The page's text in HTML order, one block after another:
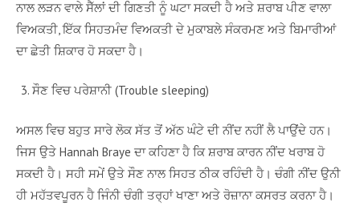
ਨਾਲ ਲੜਨ ਵਾਲੇ ਸੈੱਲਾਂ ਦੀ ਗਿਣਤੀ ਨੂੰ ਘਟਾ ਸਕਦੀ ਹੈ ਅਤੇ ਸ਼ਰਾਬ ਪੀਣ ਵਾਲਾ
ਵਿਅਕਤੀ, ਇੱਕ ਸਿਹਤਮੰਦ ਵਿਅਕਤੀ ਦੇ ਮੁਕਾਬਲੇ ਸੰਕਰਮਣ ਅਤੇ ਬਿਮਾਰੀਆਂ
ਦਾ ਛੇਤੀ ਸ਼ਿਕਾਰ ਹੋ ਸਕਦਾ ਹੈ।
ਸੌਣ ਵਿਚ ਪਰੇਸ਼ਾਨੀ (Trouble sleeping)
ਅਸਲ ਵਿਚ ਬਹੁਤ ਸਾਰੇ ਲੋਕ ਸੱਤ ਤੋਂ ਅੱਠ ਘੰਟੇ ਦੀ ਨੀਂਦ ਨਹੀਂ ਲੈ ਪਾਉਂਦੇ ਹਨ।
ਜਿਸ ਉਤੇ Hannah Braye ਦਾ ਕਹਿਣਾ ਹੈ ਕਿ ਸ਼ਰਾਬ ਕਾਰਨ ਨੀਂਦ ਖਰਾਬ ਹੋ
ਸਕਦੀ ਹੈ। ਸਹੀ ਸਮੇਂ ਉਤੇ ਸੌਣ ਨਾਲ ਸਿਹਤ ਠੀਕ ਰਹਿੰਦੀ ਹੈ। ਚੰਗੀ ਨੀਂਦ ਉਨੀ
ਹੀ ਮਹੱਤਵਪੂਰਨ ਹੈ ਜਿੰਨੀ ਚੰਗੀ ਤਰ੍ਹਾਂ ਖਾਣਾ ਅਤੇ ਰੋਜ਼ਾਨਾ ਕਸਰਤ ਕਰਨਾ ਹੈ।